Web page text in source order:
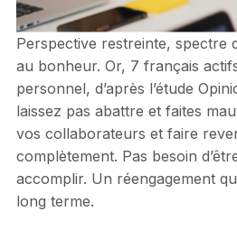
Perspective restreinte, spectre
au bonheur. Or, 7 français
personnel, d’après l’étude
laissez pas abattre et faites
vos collaborateurs et faire
complètement. Pas besoin
accomplir. Un réengagement
long terme.